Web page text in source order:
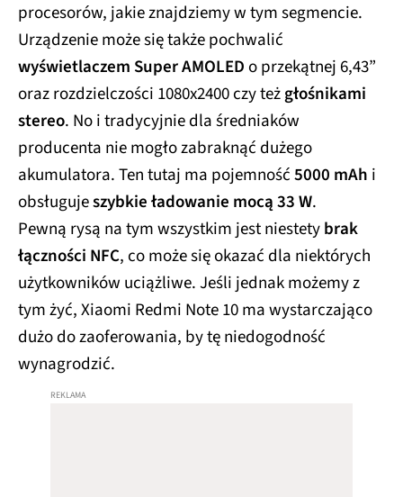
procesorów, jakie znajdziemy w tym segmencie.
Urządzenie może się także pochwalić
wyświetlaczem Super AMOLEDo przekątnej 6,43”
oraz rozdzielczości 1080x2400 czy teżgłośnikami
stereo. No i tradycyjnie dla średniaków
producenta nie mogło zabraknąć dużego
akumulatora. Ten tutaj ma pojemność5000 mAh i
obsługujeszybkie ładowanie mocą 33 W.
Pewną rysą na tym wszystkim jest niestetybrak
łączności NFC, co może się okazać dla niektórych
użytkowników uciążliwe. Jeśli jednak możemy z
tym żyć, Xiaomi Redmi Note 10 ma wystarczająco
dużo do zaoferowania, by tę niedogodność
wynagrodzić.